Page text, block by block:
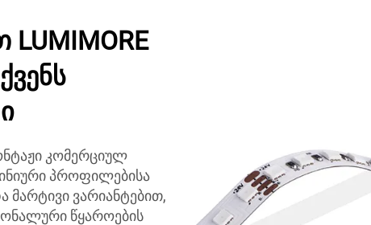
კომერციულ
პროფილებისა
მარტივი ვარიანტებით,
წყაროების